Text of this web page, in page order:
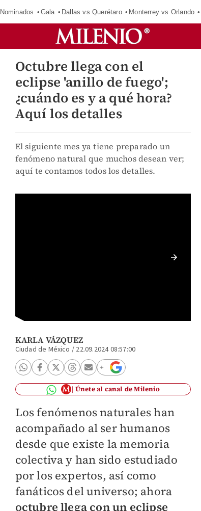
Nominados Gala Dallas vs Querétaro Monterrey vs Orlando
Octubre llega con el
eclipse 'anillo de fuego';
¿cuándo es y a qué hora?
Aquí los detalles
El siguiente mes ya tiene preparado un
fenómeno natural que muchos desean ver;
aquí te contamos todos los detalles.
KARLA VÁZQUEZ
Ciudad de México / 22.09.2024 08:57:00
Únete al canal de Milenio
Los fenómenos naturales han
acompañado al ser humanos
desde que existe la memoria
colectiva y han sido estudiado
por los expertos, así como
fanáticos del universo; ahora
octubre llega con un eclipse